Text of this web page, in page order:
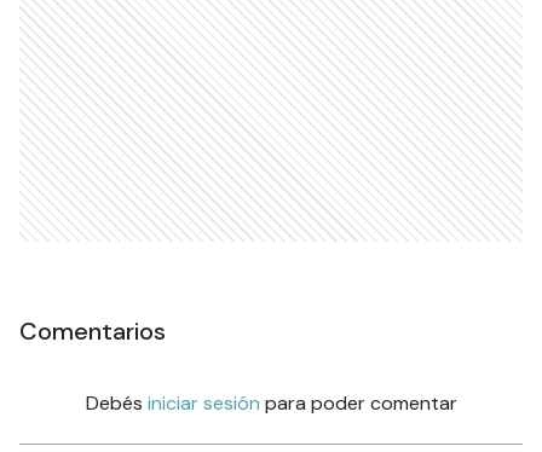
Comentarios
Debés iniciar sesión para poder comentar